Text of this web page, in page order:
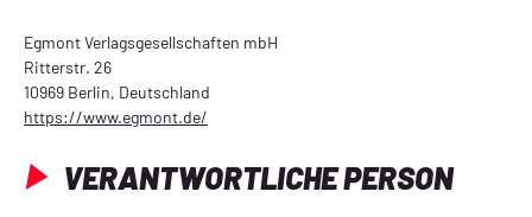
Egmont Verlagsgesellschaften mbH
Ritterstr. 26
10969 Berlin, Deutschland
https://www.egmont.de/
VERANTWORTLICHE PERSON